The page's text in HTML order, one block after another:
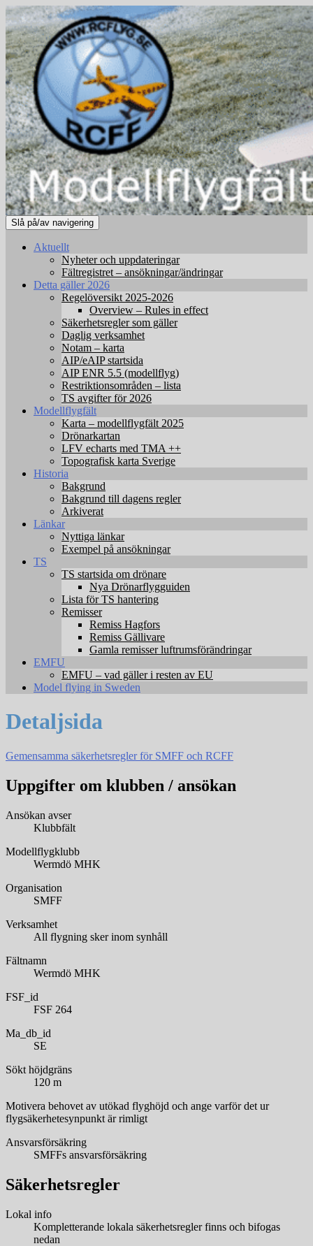
Slå på/av navigering
Aktuellt
Nyheter och uppdateringar
Fältregistret – ansökningar/ändringar
Detta gäller 2026
Regelöversikt 2025-2026
Overview – Rules in effect
Säkerhetsregler som gäller
Daglig verksamhet
Notam – karta
AIP/eAIP startsida
AIP ENR 5.5 (modellflyg)
Restriktionsområden – lista
TS avgifter för 2026
Modellflygfält
Karta – modellflygfält 2025
Drönarkartan
LFV echarts med TMA ++
Topografisk karta Sverige
Historia
Bakgrund
Bakgrund till dagens regler
Arkiverat
Länkar
Nyttiga länkar
Exempel på ansökningar
TS
TS startsida om drönare
Nya Drönarflygguiden
Lista för TS hantering
Remisser
Remiss Hagfors
Remiss Gällivare
Gamla remisser luftrumsförändringar
EMFU
EMFU – vad gäller i resten av EU
Model flying in Sweden
Detaljsida
Gemensamma säkerhetsregler för SMFF och RCFF
Uppgifter om klubben / ansökan
Ansökan avser
Klubbfält
Modellflygklubb
Wermdö MHK
Organisation
SMFF
Verksamhet
All flygning sker inom synhåll
Fältnamn
Wermdö MHK
FSF_id
FSF 264
Ma_db_id
SE
Sökt höjdgräns
120 m
Motivera behovet av utökad flyghöjd och ange varför det ur
flygsäkerhetesynpunkt är rimligt
Ansvarsförsäkring
SMFFs ansvarsförsäkring
Säkerhetsregler
Lokal info
Kompletterande lokala säkerhetsregler finns och bifogas
nedan